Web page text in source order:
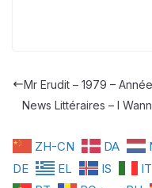
Mr Erudit – 1979 –
News Littéraires – I
ZH-CN DA
DE
EL IS IT